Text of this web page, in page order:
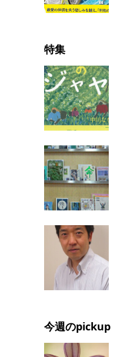
特集
今週のpickup